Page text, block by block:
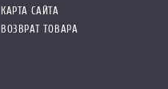
КАРТА САЙТА
ВОЗВРАТ ТОВАРА